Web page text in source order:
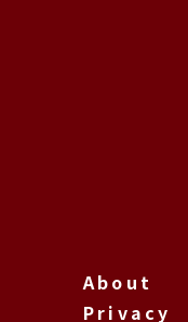
About
Privacy